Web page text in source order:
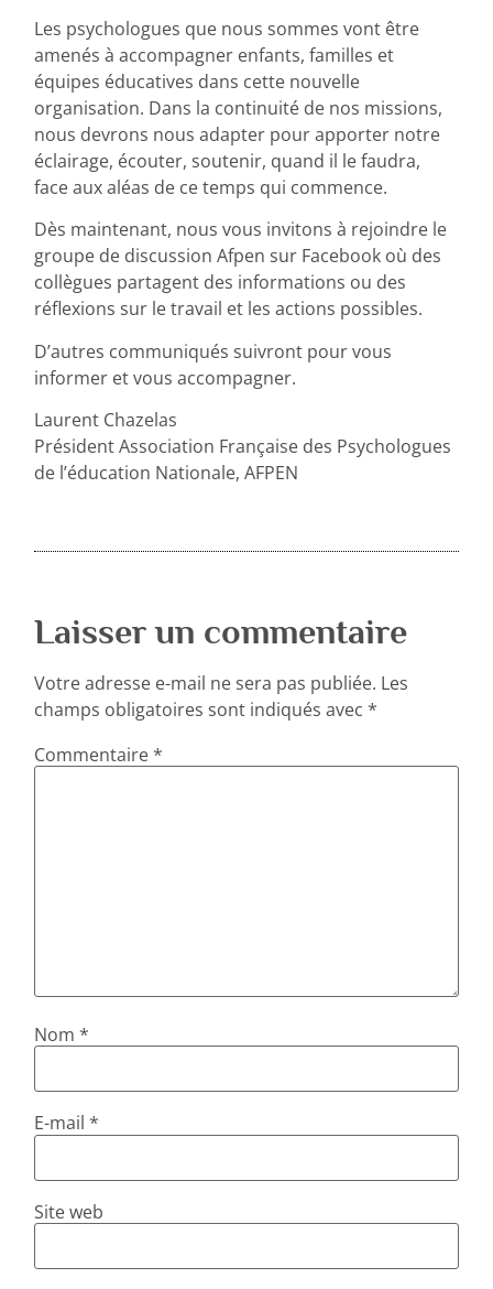
Les psychologues que nous sommes vont être
amenés à accompagner enfants, familles et
équipes éducatives dans cette nouvelle
organisation. Dans la continuité de nos missions,
nous devrons nous adapter pour apporter notre
éclairage, écouter, soutenir, quand il le faudra,
face aux aléas de ce temps qui commence.
Dès maintenant, nous vous invitons à rejoindre le
groupe de discussion Afpen sur Facebook où des
collègues partagent des informations ou des
réflexions sur le travail et les actions possibles.
D’autres communiqués suivront pour vous
informer et vous accompagner.
Laurent Chazelas
Président Association Française des Psychologues
de l’éducation Nationale, AFPEN
Laisser un commentaire
Votre adresse e-mail ne sera pas publiée. Les
champs obligatoires sont indiqués avec*
Commentaire*
Nom*
E-mail*
Site web